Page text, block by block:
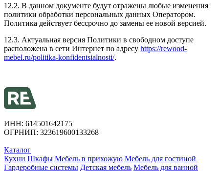
12.2. В данном документе будут отражены любые изменения
политики обработки персональных данных Оператором.
Политика действует бессрочно до замены ее новой версией.
12.3. Актуальная версия Политики в свободном доступе
расположена в сети Интернет по адресу https://rewood-
mebel.ru/politika-konfidentsialnosti/.
ИНН: 614501642175
ОГРНИП: 323619600133268
Каталог
Кухни Шкафы Мебель в прихожую Мебель для гостиной
Гардеробные системы Детская мебель Мебель для ванной